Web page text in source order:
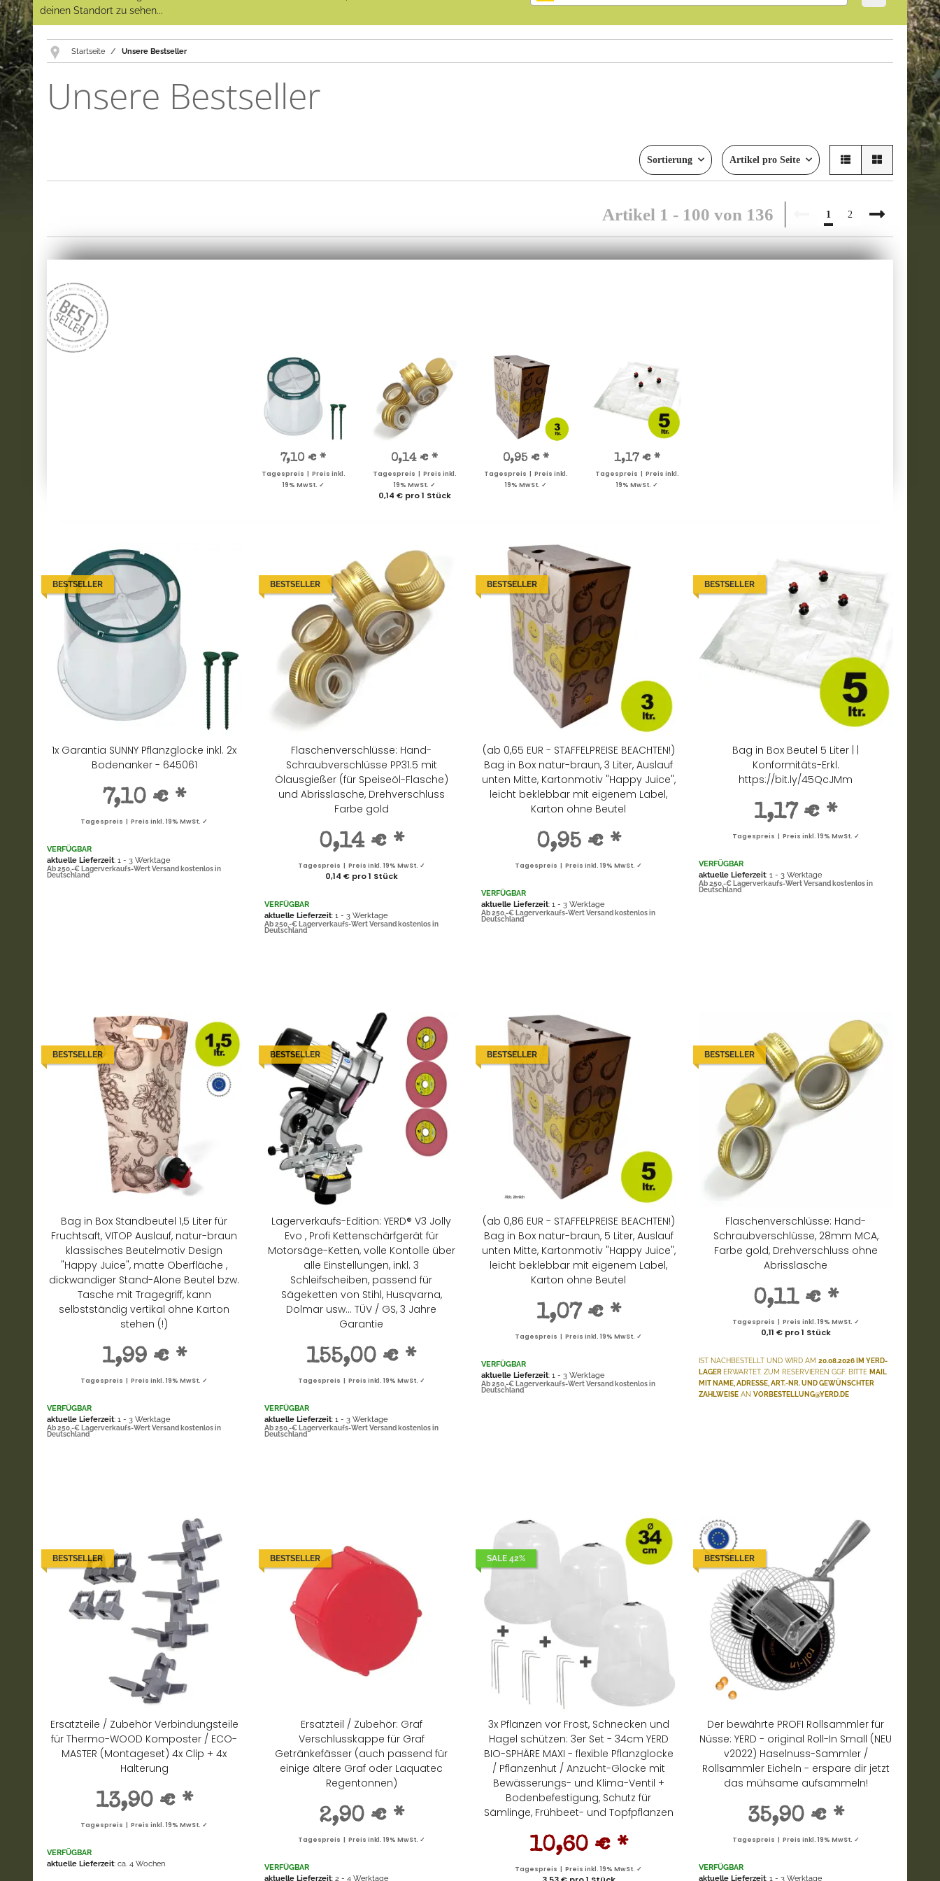
deinen Standort zu sehen...
Startseite Unsere Bestseller
Unsere Bestseller
Sortierung Artikel pro Seite
Artikel 1 - 100 von 136 1 2
7,10 € *
Tagespreis | Preis inkl.
19% MwSt. ✓
0,14 € *
Tagespreis | Preis inkl.
19% MwSt. ✓
0,14 € pro 1 Stück
0,95 € *
Tagespreis | Preis inkl.
19% MwSt. ✓
1,17 € *
Tagespreis | Preis inkl.
19% MwSt. ✓
BESTSELLER
1x Garantia SUNNY Pflanzglocke inkl. 2x
Bodenanker - 645061
7,10 € *
Tagespreis | Preis inkl. 19% MwSt. ✓
VERFÜGBAR
aktuelle Lieferzeit: 1 - 3 Werktage
Ab 250,-€ Lagerverkaufs-Wert Versand kostenlos in
Deutschland
BESTSELLER
Flaschenverschlüsse: Hand-
Schraubverschlüsse PP31.5 mit
Ölausgießer (für Speiseöl-Flasche)
und Abrisslasche, Drehverschluss
Farbe gold
0,14 € *
Tagespreis | Preis inkl. 19% MwSt. ✓
0,14 € pro 1 Stück
VERFÜGBAR
aktuelle Lieferzeit: 1 - 3 Werktage
Ab 250,-€ Lagerverkaufs-Wert Versand kostenlos in
Deutschland
BESTSELLER
(ab 0,65 EUR - STAFFELPREISE BEACHTEN!)
Bag in Box natur-braun, 3 Liter, Auslauf
unten Mitte, Kartonmotiv "Happy Juice",
leicht beklebbar mit eigenem Label,
Karton ohne Beutel
0,95 € *
Tagespreis | Preis inkl. 19% MwSt. ✓
VERFÜGBAR
aktuelle Lieferzeit: 1 - 3 Werktage
Ab 250,-€ Lagerverkaufs-Wert Versand kostenlos in
Deutschland
BESTSELLER
Bag in Box Beutel 5 Liter | |
Konformitäts-Erkl.
https://bit.ly/45QcJMm
1,17 € *
Tagespreis | Preis inkl. 19% MwSt. ✓
VERFÜGBAR
aktuelle Lieferzeit: 1 - 3 Werktage
Ab 250,-€ Lagerverkaufs-Wert Versand kostenlos in
Deutschland
BESTSELLER
Bag in Box Standbeutel 1,5 Liter für
Fruchtsaft, VITOP Auslauf, natur-braun
klassisches Beutelmotiv Design
"Happy Juice", matte Oberfläche ,
dickwandiger Stand-Alone Beutel bzw.
Tasche mit Tragegriff, kann
selbstständig vertikal ohne Karton
stehen (!)
1,99 € *
Tagespreis | Preis inkl. 19% MwSt. ✓
VERFÜGBAR
aktuelle Lieferzeit: 1 - 3 Werktage
Ab 250,-€ Lagerverkaufs-Wert Versand kostenlos in
Deutschland
BESTSELLER
Lagerverkaufs-Edition: YERD® V3 Jolly
Evo , Profi Kettenschärfgerät für
Motorsäge-Ketten, volle Kontolle über
alle Einstellungen, inkl. 3
Schleifscheiben, passend für
Sägeketten von Stihl, Husqvarna,
Dolmar usw... TÜV / GS, 3 Jahre
Garantie
155,00 € *
Tagespreis | Preis inkl. 19% MwSt. ✓
VERFÜGBAR
aktuelle Lieferzeit: 1 - 3 Werktage
Ab 250,-€ Lagerverkaufs-Wert Versand kostenlos in
Deutschland
BESTSELLER
(ab 0,86 EUR - STAFFELPREISE BEACHTEN!)
Bag in Box natur-braun, 5 Liter, Auslauf
unten Mitte, Kartonmotiv "Happy Juice",
leicht beklebbar mit eigenem Label,
Karton ohne Beutel
1,07 € *
Tagespreis | Preis inkl. 19% MwSt. ✓
VERFÜGBAR
aktuelle Lieferzeit: 1 - 3 Werktage
Ab 250,-€ Lagerverkaufs-Wert Versand kostenlos in
Deutschland
BESTSELLER
Flaschenverschlüsse: Hand-
Schraubverschlüsse, 28mm MCA,
Farbe gold, Drehverschluss ohne
Abrisslasche
0,11 € *
Tagespreis | Preis inkl. 19% MwSt. ✓
0,11 € pro 1 Stück
IST NACHBESTELLT UND WIRD AM 20.08.2026 IM YERD-
LAGER ERWARTET. ZUM RESERVIEREN GGF. BITTE MAIL
MIT NAME, ADRESSE, ART.-NR. UND GEWÜNSCHTER
ZAHLWEISEAN VORBESTELLUNG@YERD.DE
BESTSELLER
Ersatzteile / Zubehör Verbindungsteile
für Thermo-WOOD Komposter / ECO-
MASTER (Montageset) 4x Clip + 4x
Halterung
13,90 € *
Tagespreis | Preis inkl. 19% MwSt. ✓
VERFÜGBAR
aktuelle Lieferzeit: ca. 4 Wochen
BESTSELLER
Ersatzteil / Zubehör: Graf
Verschlusskappe für Graf
Getränkefässer (auch passend für
einige ältere Graf oder Laquatec
Regentonnen)
2,90 € *
Tagespreis | Preis inkl. 19% MwSt. ✓
VERFÜGBAR
aktuelle Lieferzeit: 2 - 4 Werktage
SALE 42%
3x Pflanzen vor Frost, Schnecken und
Hagel schützen: 3er Set - 34cm YERD
BIO-SPHÄRE MAXI - flexible Pflanzglocke
/ Pflanzenhut / Anzucht-Glocke mit
Bewässerungs- und Klima-Ventil +
Bodenbefestigung, Schutz für
Sämlinge, Frühbeet- und Topfpflanzen
10,60 € *
Tagespreis | Preis inkl. 19% MwSt. ✓
BESTSELLER
Der bewährte PROFI Rollsammler für
Nüsse: YERD - original Roll-In Small (NEU
v2022) Haselnuss-Sammler /
Rollsammler Eicheln - erspare dir jetzt
das mühsame aufsammeln!
35,90 € *
Tagespreis | Preis inkl. 19% MwSt. ✓
VERFÜGBAR
aktuelle Lieferzeit: 1 - 3 Werktage